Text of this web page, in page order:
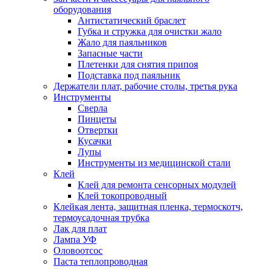
оборудования
Антистатический браслет
Губка и стружка для очистки жало
Жало для паяльников
Запасные части
Плетенки для снятия припоя
Подставка под паяльник
Держатели плат, рабочие столы, третья рука
Инструменты
Сверла
Пинцеты
Отвертки
Кусачки
Лупы
Инструменты из медицинской стали
Клей
Клей для ремонта сенсорных модулей
Клей токопроводный
Клейкая лента, защитная пленка, термоскотч,
термоусадочная трубка
Лак для плат
Лампа УФ
Оловоотсос
Паста теплопроводная